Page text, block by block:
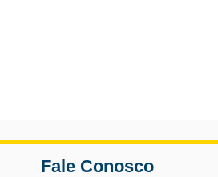
Fale Conosco